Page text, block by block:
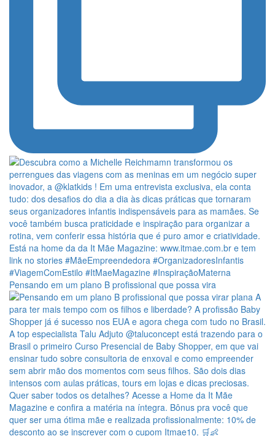
Pensando em um plano B profissional que possa vira